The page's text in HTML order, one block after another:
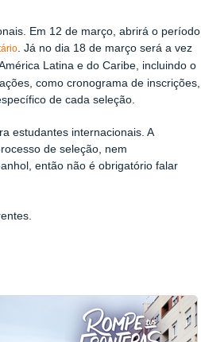
Em 12 de março, abrirá o período
. Já no dia 18 de março será a vez
Latina e do Caribe, incluindo o
como cronograma de inscrições,
de cada seleção.
estudantes internacionais. A
de seleção, nem
então não é obrigatório falar